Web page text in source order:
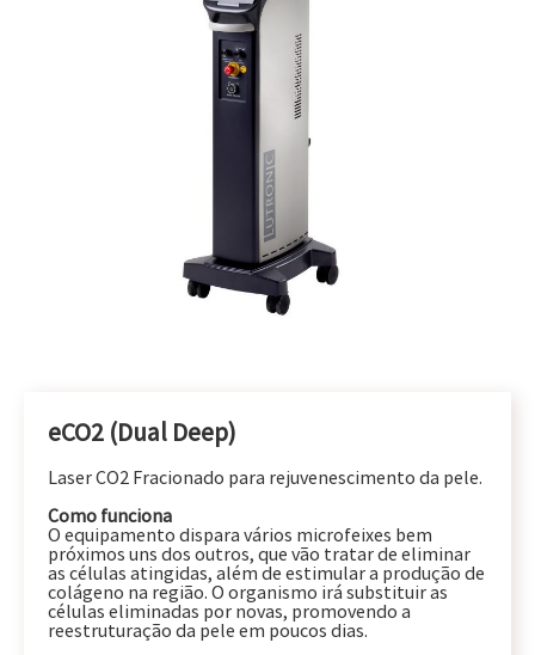
eCO2 (Dual Deep)
Laser CO2 Fracionado para rejuvenescimento da pele.
Como funciona
O equipamento dispara vários microfeixes bem
próximos uns dos outros, que vão tratar de eliminar
as células atingidas, além de estimular a produção de
colágeno na região. O organismo irá substituir as
células eliminadas por novas, promovendo a
reestruturação da pele em poucos dias.